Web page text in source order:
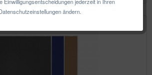
Einwilligungsentscheidungen jederzeit in Ihren
ändern.